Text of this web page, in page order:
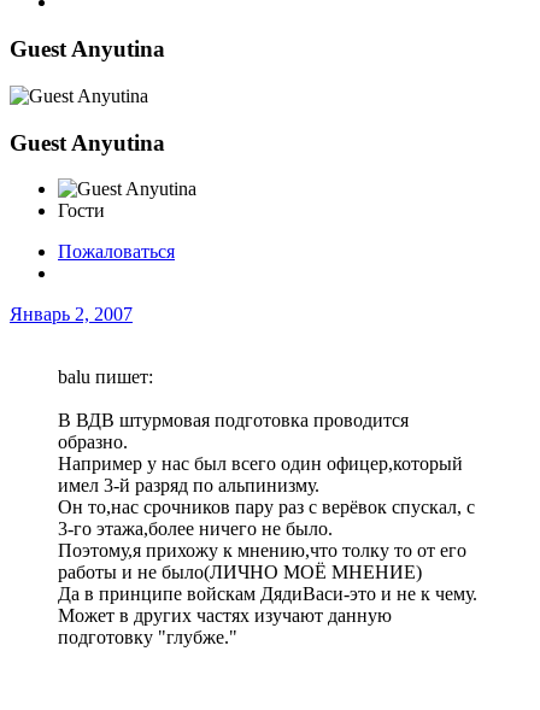
Guest Anyutina
Guest Anyutina
Гости
Пожаловаться
Январь 2, 2007
balu пишет:
В ВДВ штурмовая подготовка проводится
образно.
Например у нас был всего один офицер,который
имел 3-й разряд по альпинизму.
Он то,нас срочников пару раз с верёвок спускал, с
3-го этажа,более ничего не было.
Поэтому,я прихожу к мнению,что толку то от его
работы и не было(ЛИЧНО МОЁ МНЕНИЕ)
Да в принципе войскам ДядиВаси-это и не к чему.
Может в других частях изучают данную
подготовку "глубже."